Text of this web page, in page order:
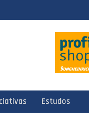
Estudos